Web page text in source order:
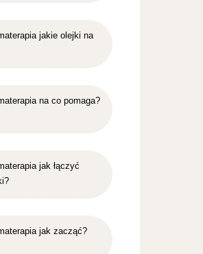
jakie olejki na
na co pomaga?
jak łączyć
jak zacząć?